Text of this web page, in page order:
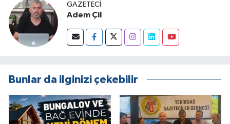
GAZETECI
Adem Çil
Bunlar da ilginizi çekebilir